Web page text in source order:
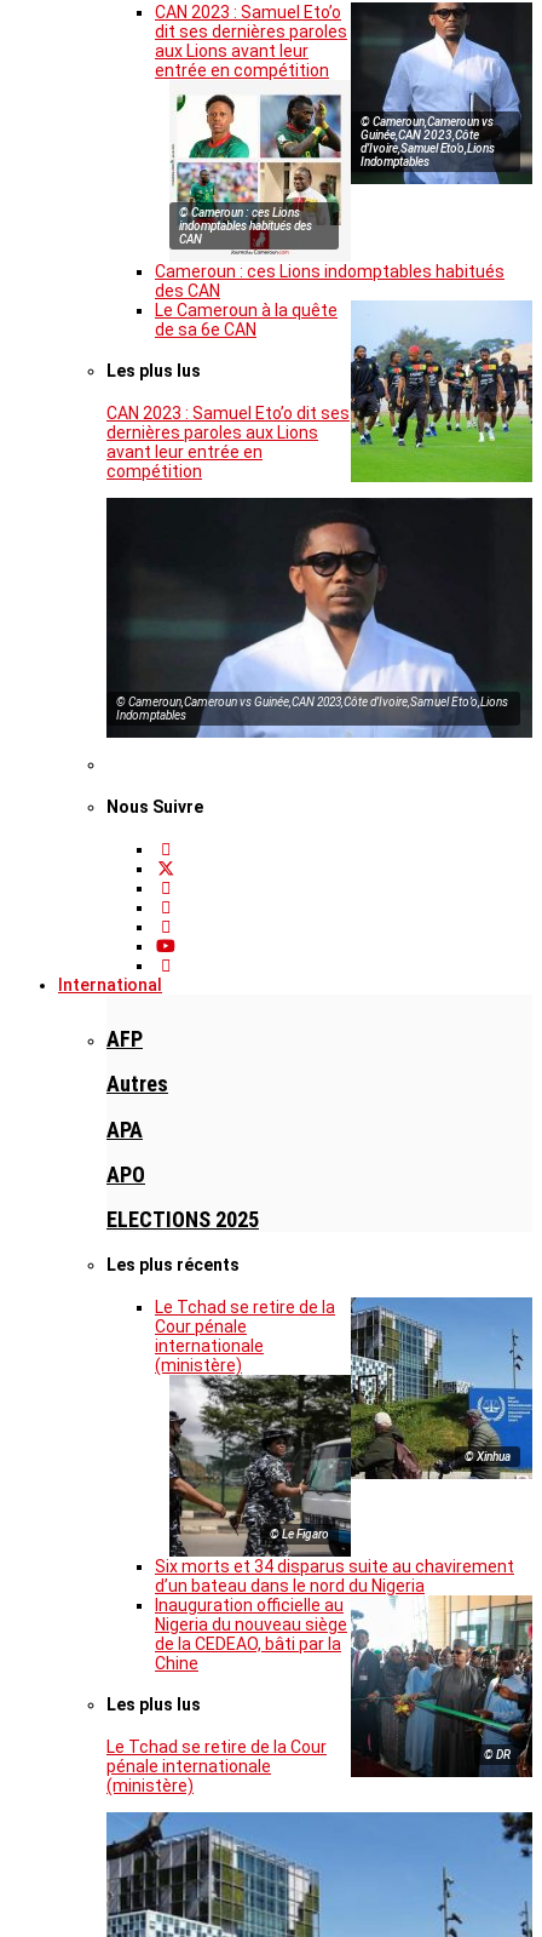
© Cameroun,Cameroun vs
Guinée,CAN 2023,Côte
d’Ivoire,Samuel Eto’o,Lions
Indomptables
CAN 2023 : Samuel Eto’o
dit ses dernières paroles
aux Lions avant leur
entrée en compétition
© Cameroun : ces Lions
indomptables habitués des
CAN
Cameroun : ces Lions indomptables habitués
des CAN
Le Cameroun à la quête
de sa 6e CAN
Les plus lus
CAN 2023 : Samuel Eto’o dit ses
dernières paroles aux Lions
avant leur entrée en
compétition
© Cameroun,Cameroun vs Guinée,CAN 2023,Côte d’Ivoire,Samuel Eto’o,Lions
Indomptables
Nous Suivre
International
AFP
Autres
APA
APO
ELECTIONS 2025
Les plus récents
© Xinhua
Le Tchad se retire de la
Cour pénale
internationale
(ministère)
© Le Figaro
Six morts et 34 disparus suite au chavirement
d’un bateau dans le nord du Nigeria
© DR
Inauguration officielle au
Nigeria du nouveau siège
de la CEDEAO, bâti par la
Chine
Les plus lus
Le Tchad se retire de la Cour
pénale internationale
(ministère)